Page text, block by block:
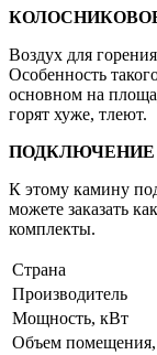
Воздух для
Особенность
основном на
горят хуже, тлеют.
К этому камину
можете заказать
комплекты.
Страна
Производитель
Мощность, кВт
Объем помещения,